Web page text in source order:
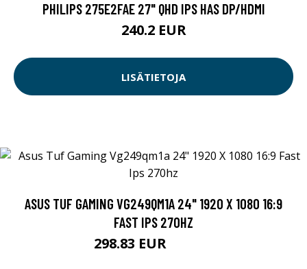
PHILIPS 275E2FAE 27" QHD IPS HAS DP/HDMI
240.2 EUR
LISÄTIETOJA
ASUS TUF GAMING VG249QM1A 24" 1920 X 1080 16:9
FAST IPS 270HZ
298.83 EUR